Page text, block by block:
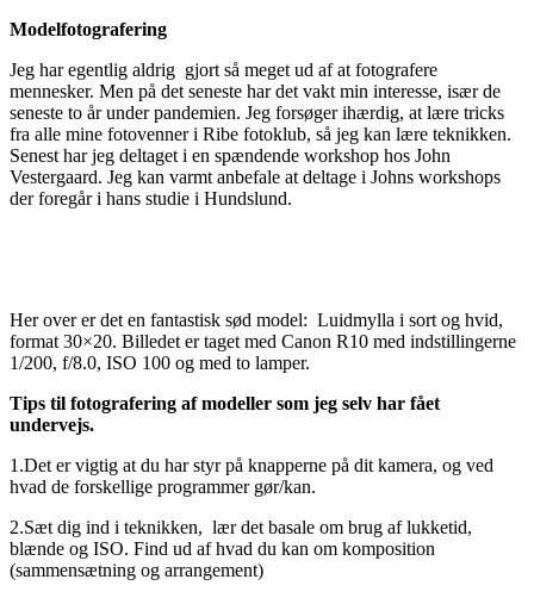
Modelfotografering
Jeg har egentlig aldrig gjort så meget ud af at fotografere
mennesker. Men på det seneste har det vakt min interesse, især de
seneste to år under pandemien. Jeg forsøger ihærdig, at lære tricks
fra alle mine fotovenner i Ribe fotoklub, så jeg kan lære teknikken.
Senest har jeg deltaget i en spændende workshop hos John
Vestergaard. Jeg kan varmt anbefale at deltage i Johns workshops
der foregår i hans studie i Hundslund.
Her over er det en fantastisk sød model: Luidmylla i sort og hvid,
format 30×20. Billedet er taget med Canon R10 med indstillingerne
1/200, f/8.0, ISO 100 og med to lamper.
Tips til fotografering af modeller som jeg selv har fået
undervejs.
1.Det er vigtig at du har styr på knapperne på dit kamera, og ved
hvad de forskellige programmer gør/kan.
2.Sæt dig ind i teknikken, lær det basale om brug af lukketid,
blænde og ISO. Find ud af hvad du kan om komposition
(sammensætning og arrangement)